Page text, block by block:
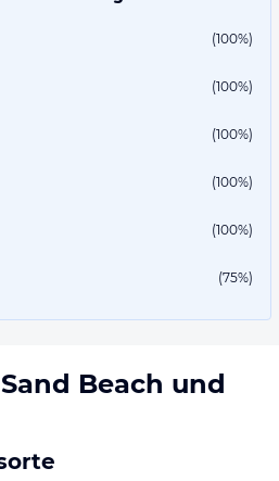
(100%)
(100%)
(100%)
(100%)
(100%)
(75%)
Beach und